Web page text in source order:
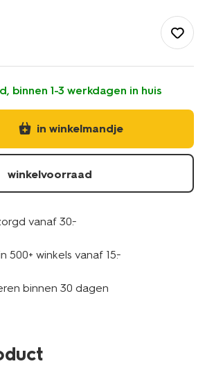
dekbedovertrekken/
binnen 1-3 werkdagen in huis
in winkelmandje
winkelvoorraad
vanaf 30.-
500+ winkels vanaf 15.-
binnen 30 dagen